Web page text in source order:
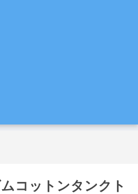
コットンタンクト